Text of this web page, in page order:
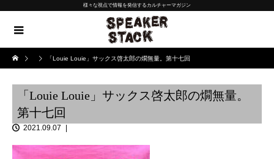
様々な視点で情報を発信するカルチャーマガジン
「Louie Louie」サックス啓太郎の燗無量。第十七回
「Louie Louie」サックス啓太郎の燗無量。
第十七回
2021.09.07